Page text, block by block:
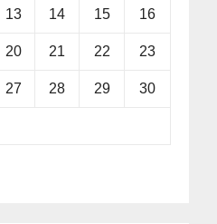
13 14 15 16
20 21 22 23
27 28 29 30